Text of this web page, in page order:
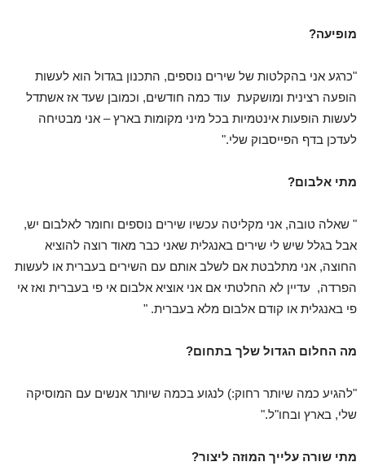
מופיעה?
"כרגע אני בהקלטות של שירים נוספים, התכנון בגדול הוא לעשות
הופעה רצינית ומושקעת עוד כמה חודשים, וכמובן שעד אז אשתדל
לעשות הופעות אינטמיות בכל מיני מקומות בארץ – אני מבטיחה
לעדכן בדף הפייסבוק שלי."
מתי אלבום?
" שאלה טובה, אני מקליטה עכשיו שירים נוספים וחומר לאלבום יש,
אבל בגלל שיש לי שירים באנגלית שאני כבר מאוד רוצה להוציא
החוצה, אני מתלבטת אם לשלב אותם עם השירים בעברית או לעשות
הפרדה, עדיין לא החלטתי אם אני אוציא אלבום אי פי בעברית ואז אי
פי באנגלית או קודם אלבום מלא בעברית. "
מה החלום הגדול שלך בתחום?
"להגיע כמה שיותר רחוק:) לנגוע בכמה שיותר אנשים עם המוסיקה
שלי, בארץ ובחו"ל."
מתי שורה עלייך המוזה ליצור?